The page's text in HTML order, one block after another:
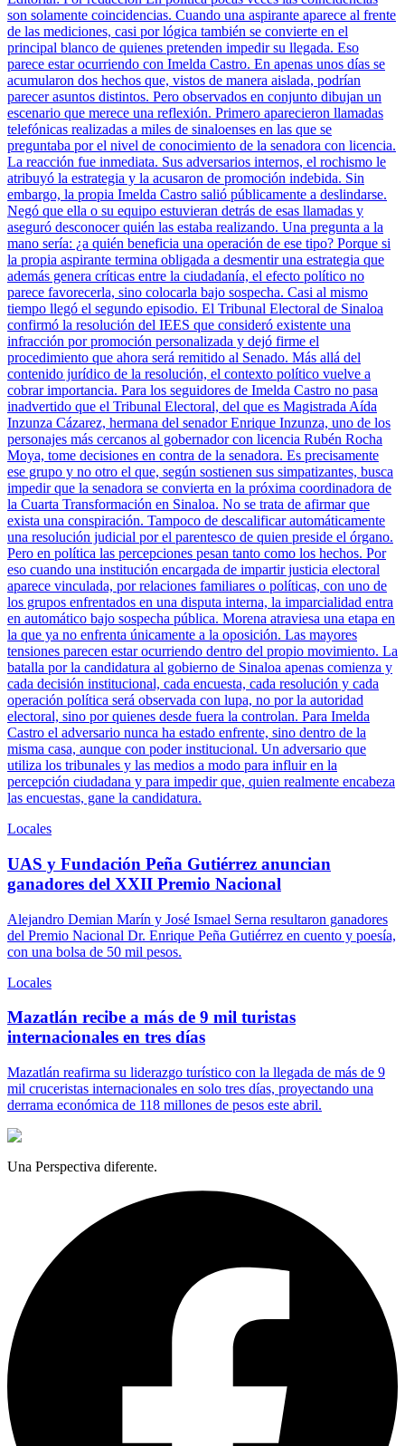
son solamente coincidencias. Cuando una aspirante aparece al frente
de las mediciones, casi por lógica también se convierte en el
principal blanco de quienes pretenden impedir su llegada. Eso
parece estar ocurriendo con Imelda Castro. En apenas unos días se
acumularon dos hechos que, vistos de manera aislada, podrían
parecer asuntos distintos. Pero observados en conjunto dibujan un
escenario que merece una reflexión. Primero aparecieron llamadas
telefónicas realizadas a miles de sinaloenses en las que se
preguntaba por el nivel de conocimiento de la senadora con licencia.
La reacción fue inmediata. Sus adversarios internos, el rochismo le
atribuyó la estrategia y la acusaron de promoción indebida. Sin
embargo, la propia Imelda Castro salió públicamente a deslindarse.
Negó que ella o su equipo estuvieran detrás de esas llamadas y
aseguró desconocer quién las estaba realizando. Una pregunta a la
mano sería: ¿a quién beneficia una operación de ese tipo? Porque si
la propia aspirante termina obligada a desmentir una estrategia que
además genera críticas entre la ciudadanía, el efecto político no
parece favorecerla, sino colocarla bajo sospecha. Casi al mismo
tiempo llegó el segundo episodio. El Tribunal Electoral de Sinaloa
confirmó la resolución del IEES que consideró existente una
infracción por promoción personalizada y dejó firme el
procedimiento que ahora será remitido al Senado. Más allá del
contenido jurídico de la resolución, el contexto político vuelve a
cobrar importancia. Para los seguidores de Imelda Castro no pasa
inadvertido que el Tribunal Electoral, del que es Magistrada Aída
Inzunza Cázarez, hermana del senador Enrique Inzunza, uno de los
personajes más cercanos al gobernador con licencia Rubén Rocha
Moya, tome decisiones en contra de la senadora. Es precisamente
ese grupo y no otro el que, según sostienen sus simpatizantes, busca
impedir que la senadora se convierta en la próxima coordinadora de
la Cuarta Transformación en Sinaloa. No se trata de afirmar que
exista una conspiración. Tampoco de descalificar automáticamente
una resolución judicial por el parentesco de quien preside el órgano.
Pero en política las percepciones pesan tanto como los hechos. Por
eso cuando una institución encargada de impartir justicia electoral
aparece vinculada, por relaciones familiares o políticas, con uno de
los grupos enfrentados en una disputa interna, la imparcialidad entra
en automático bajo sospecha pública. Morena atraviesa una etapa en
la que ya no enfrenta únicamente a la oposición. Las mayores
tensiones parecen estar ocurriendo dentro del propio movimiento. La
batalla por la candidatura al gobierno de Sinaloa apenas comienza y
cada decisión institucional, cada encuesta, cada resolución y cada
operación política será observada con lupa, no por la autoridad
electoral, sino por quienes desde fuera la controlan. Para Imelda
Castro el adversario nunca ha estado enfrente, sino dentro de la
misma casa, aunque con poder institucional. Un adversario que
utiliza los tribunales y las medios a modo para influir en la
percepción ciudadana y para impedir que, quien realmente encabeza
las encuestas, gane la candidatura.
Locales
UAS y Fundación Peña Gutiérrez anuncian
ganadores del XXII Premio Nacional
Alejandro Demian Marín y José Ismael Serna resultaron ganadores
del Premio Nacional Dr. Enrique Peña Gutiérrez en cuento y poesía,
con una bolsa de 50 mil pesos.
Locales
Mazatlán recibe a más de 9 mil turistas
internacionales en tres días
Mazatlán reafirma su liderazgo turístico con la llegada de más de 9
mil cruceristas internacionales en solo tres días, proyectando una
derrama económica de 118 millones de pesos este abril.
Una Perspectiva diferente.